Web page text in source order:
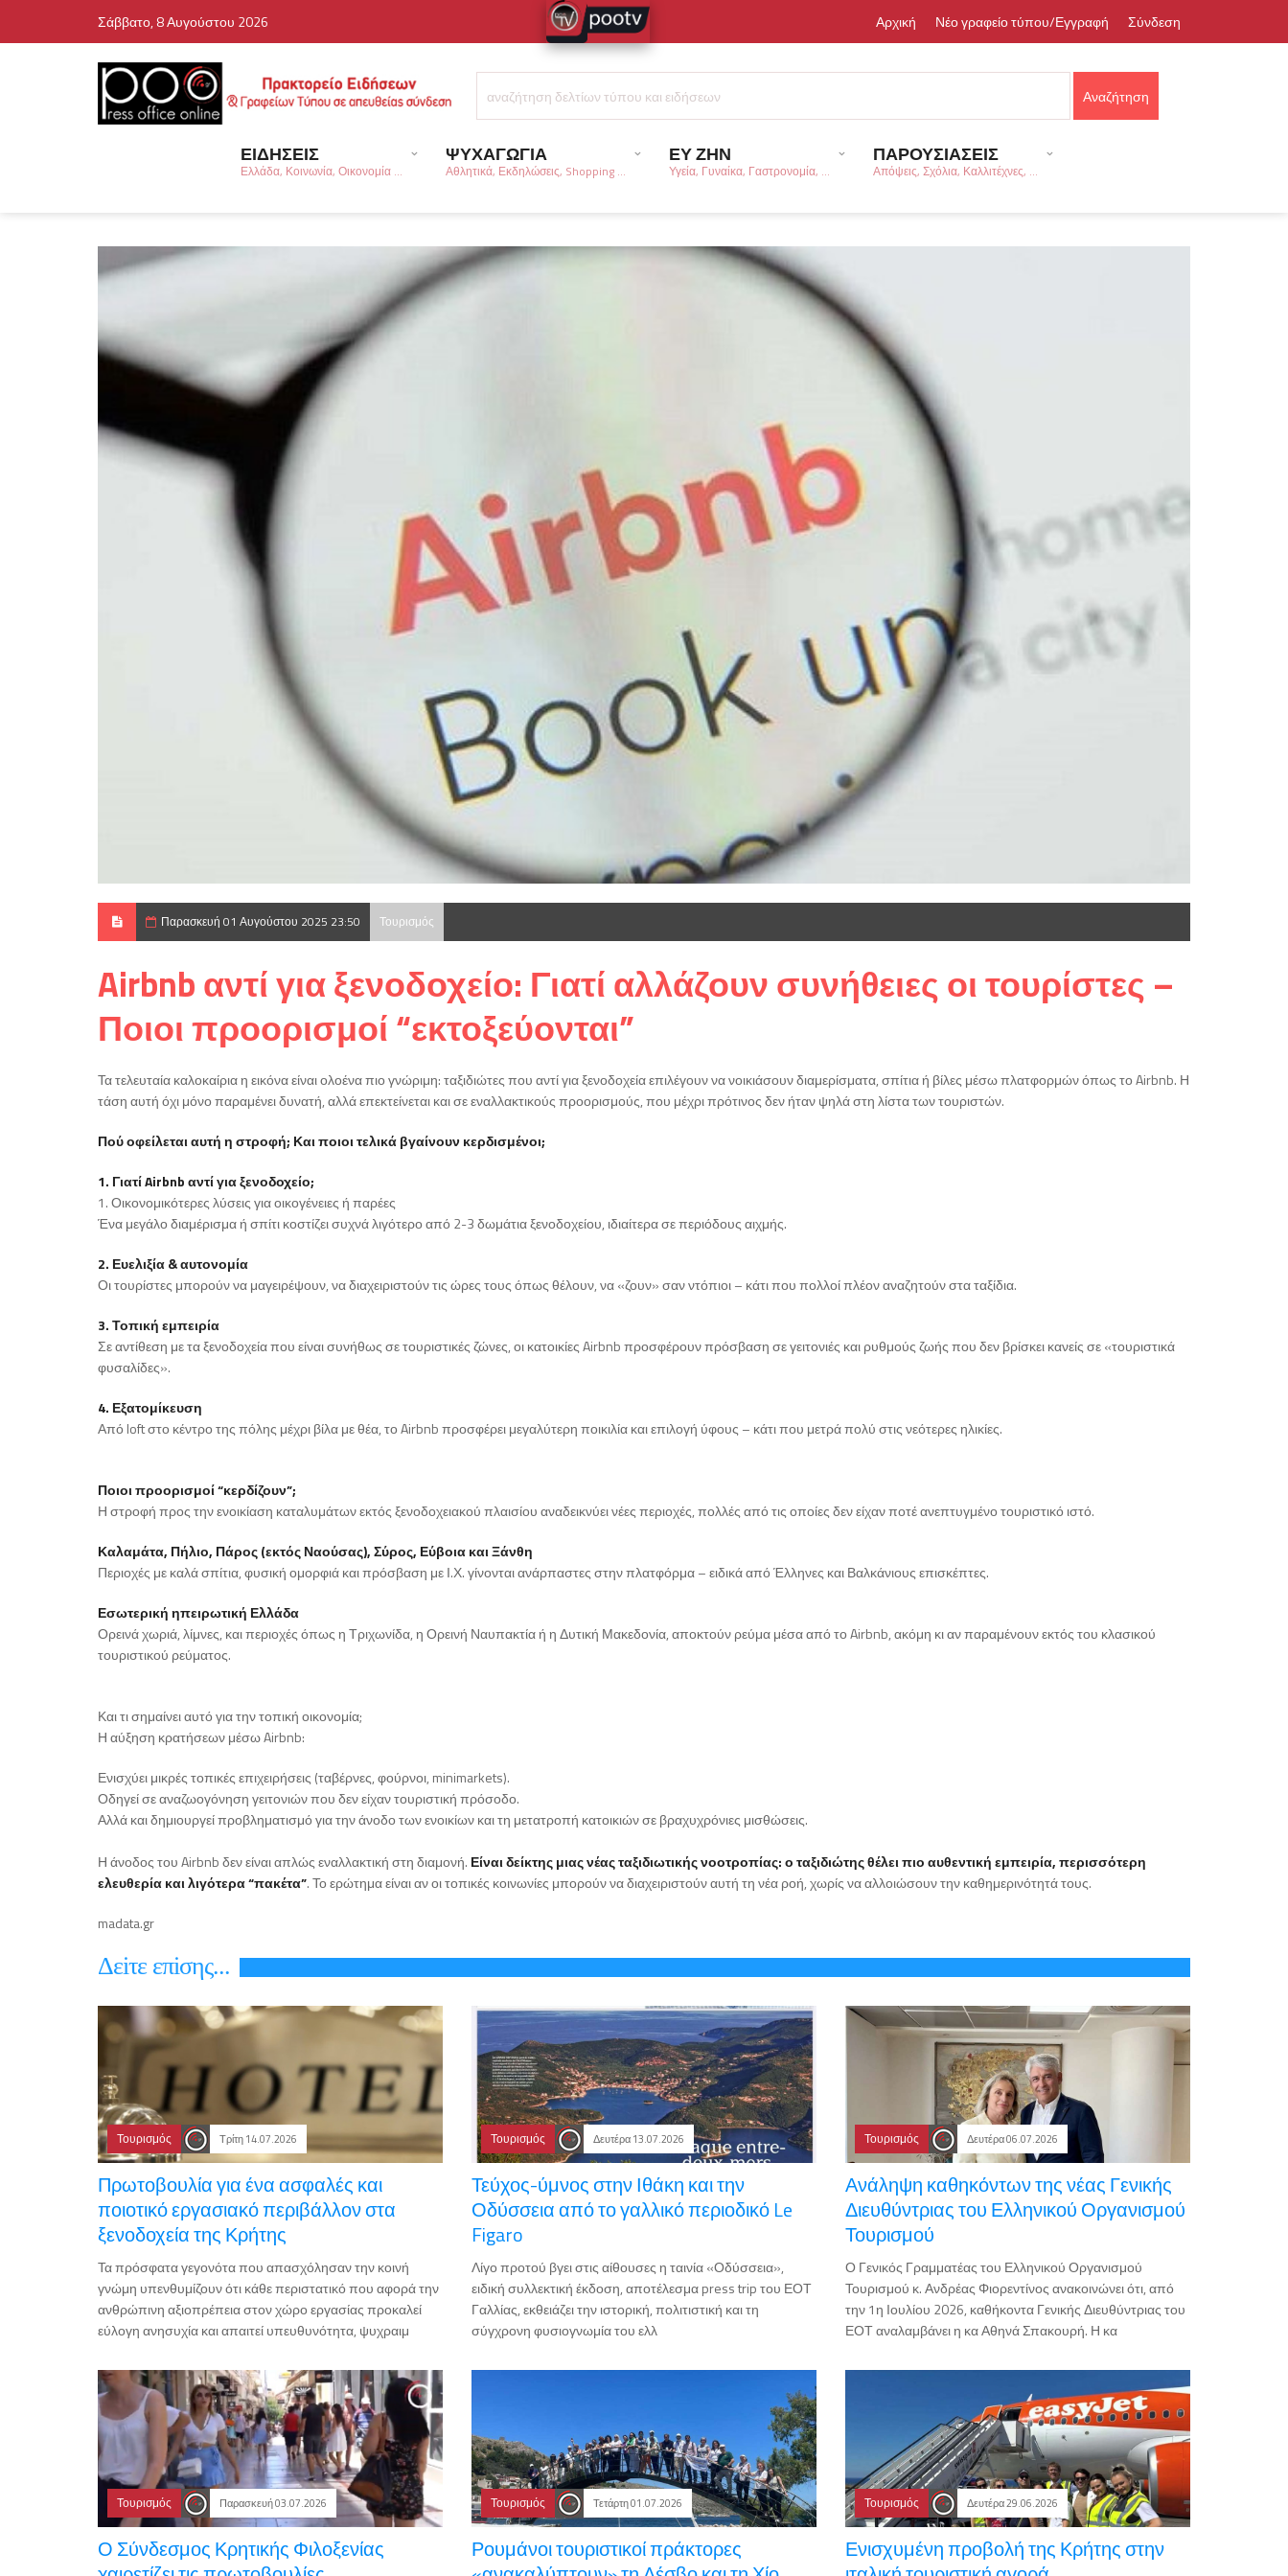
Σάββατο, 8 Αυγούστου 2026 Αρχική Νέο γραφείο τύπου/Εγγραφή Σύνδεση
ΕΙΔΗΣΕΙΣ
Ελλάδα, Κοινωνία, Οικονομία ...
ΨΥΧΑΓΩΓΙΑ
Αθλητικά, Εκδηλώσεις, Shopping ...
ΕΥ ΖΗΝ
Υγεία, Γυναίκα, Γαστρονομία, ...
ΠΑΡΟΥΣΙΑΣΕΙΣ
Απόψεις, Σχόλια, Καλλιτέχνες, ...
Παρασκευή 01 Αυγούστου 2025 23:50 Τουρισμός
Airbnb αντί για ξενοδοχείο: Γιατί αλλάζουν συνήθειες οι τουρίστες –
Ποιοι προορισμοί “εκτοξεύονται”
Τα τελευταία καλοκαίρια η εικόνα είναι ολοένα πιο γνώριμη: ταξιδιώτες που αντί για ξενοδοχεία επιλέγουν να νοικιάσουν διαμερίσματα, σπίτια ή βίλες μέσω πλατφορμών όπως το Airbnb. Η
τάση αυτή όχι μόνο παραμένει δυνατή, αλλά επεκτείνεται και σε εναλλακτικούς προορισμούς, που μέχρι πρότινος δεν ήταν ψηλά στη λίστα των τουριστών.
Πού οφείλεται αυτή η στροφή; Και ποιοι τελικά βγαίνουν κερδισμένοι;
1. Γιατί Airbnb αντί για ξενοδοχείο;
1. Οικονομικότερες λύσεις για οικογένειες ή παρέες
Ένα μεγάλο διαμέρισμα ή σπίτι κοστίζει συχνά λιγότερο από 2-3 δωμάτια ξενοδοχείου, ιδιαίτερα σε περιόδους αιχμής.
2. Ευελιξία & αυτονομία
Οι τουρίστες μπορούν να μαγειρέψουν, να διαχειριστούν τις ώρες τους όπως θέλουν, να «ζουν» σαν ντόπιοι – κάτι που πολλοί πλέον αναζητούν στα ταξίδια.
3. Τοπική εμπειρία
Σε αντίθεση με τα ξενοδοχεία που είναι συνήθως σε τουριστικές ζώνες, οι κατοικίες Airbnb προσφέρουν πρόσβαση σε γειτονιές και ρυθμούς ζωής που δεν βρίσκει κανείς σε «τουριστικά
φυσαλίδες».
4. Εξατομίκευση
Από loft στο κέντρο της πόλης μέχρι βίλα με θέα, το Airbnb προσφέρει μεγαλύτερη ποικιλία και επιλογή ύφους – κάτι που μετρά πολύ στις νεότερες ηλικίες.
Ποιοι προορισμοί “κερδίζουν”;
Η στροφή προς την ενοικίαση καταλυμάτων εκτός ξενοδοχειακού πλαισίου αναδεικνύει νέες περιοχές, πολλές από τις οποίες δεν είχαν ποτέ ανεπτυγμένο τουριστικό ιστό.
Καλαμάτα, Πήλιο, Πάρος (εκτός Ναούσας), Σύρος, Εύβοια και Ξάνθη
Περιοχές με καλά σπίτια, φυσική ομορφιά και πρόσβαση με Ι.Χ. γίνονται ανάρπαστες στην πλατφόρμα – ειδικά από Έλληνες και Βαλκάνιους επισκέπτες.
Εσωτερική ηπειρωτική Ελλάδα
Ορεινά χωριά, λίμνες, και περιοχές όπως η Τριχωνίδα, η Ορεινή Ναυπακτία ή η Δυτική Μακεδονία, αποκτούν ρεύμα μέσα από το Airbnb, ακόμη κι αν παραμένουν εκτός του κλασικού
τουριστικού ρεύματος.
Και τι σημαίνει αυτό για την τοπική οικονομία;
Η αύξηση κρατήσεων μέσω Airbnb:
Ενισχύει μικρές τοπικές επιχειρήσεις (ταβέρνες, φούρνοι, minimarkets).
Οδηγεί σε αναζωογόνηση γειτονιών που δεν είχαν τουριστική πρόσοδο.
Αλλά και δημιουργεί προβληματισμό για την άνοδο των ενοικίων και τη μετατροπή κατοικιών σε βραχυχρόνιες μισθώσεις.
Η άνοδος του Airbnb δεν είναι απλώς εναλλακτική στη διαμονή. Είναι δείκτης μιας νέας ταξιδιωτικής νοοτροπίας: ο ταξιδιώτης θέλει πιο αυθεντική εμπειρία, περισσότερη
ελευθερία και λιγότερα “πακέτα”. Το ερώτημα είναι αν οι τοπικές κοινωνίες μπορούν να διαχειριστούν αυτή τη νέα ροή, χωρίς να αλλοιώσουν την καθημερινότητά τους.
madata.gr
Δεiτε επiσης...
Τουρισμός Τρίτη 14.07.2026
Πρωτοβουλία για ένα ασφαλές και
ποιοτικό εργασιακό περιβάλλον στα
ξενοδοχεία της Κρήτης
Τα πρόσφατα γεγονότα που απασχόλησαν την κοινή
γνώμη υπενθυμίζουν ότι κάθε περιστατικό που αφορά την
ανθρώπινη αξιοπρέπεια στον χώρο εργασίας προκαλεί
εύλογη ανησυχία και απαιτεί υπευθυνότητα, ψυχραιμ
Τουρισμός Δευτέρα 13.07.2026
Τεύχος-ύμνος στην Ιθάκη και την
Οδύσσεια από το γαλλικό περιοδικό Le
Figaro
Λίγο προτού βγει στις αίθουσες η ταινία «Οδύσσεια»,
ειδική συλλεκτική έκδοση, αποτέλεσμα press trip του ΕΟΤ
Γαλλίας, εκθειάζει την ιστορική, πολιτιστική και τη
σύγχρονη φυσιογνωμία του ελλ
Τουρισμός Δευτέρα 06.07.2026
Ανάληψη καθηκόντων της νέας Γενικής
Διευθύντριας του Ελληνικού Οργανισμού
Τουρισμού
Ο Γενικός Γραμματέας του Ελληνικού Οργανισμού
Τουρισμού κ. Ανδρέας Φιορεντίνος ανακοινώνει ότι, από
την 1η Ιουλίου 2026, καθήκοντα Γενικής Διευθύντριας του
ΕΟΤ αναλαμβάνει η κα Αθηνά Σπακουρή. Η κα
Τουρισμός Παρασκευή 03.07.2026
Ο Σύνδεσμος Κρητικής Φιλοξενίας
Τουρισμός Τετάρτη 01.07.2026
Ρουμάνοι τουριστικοί πράκτορες
Τουρισμός Δευτέρα 29.06.2026
Ενισχυμένη προβολή της Κρήτης στην